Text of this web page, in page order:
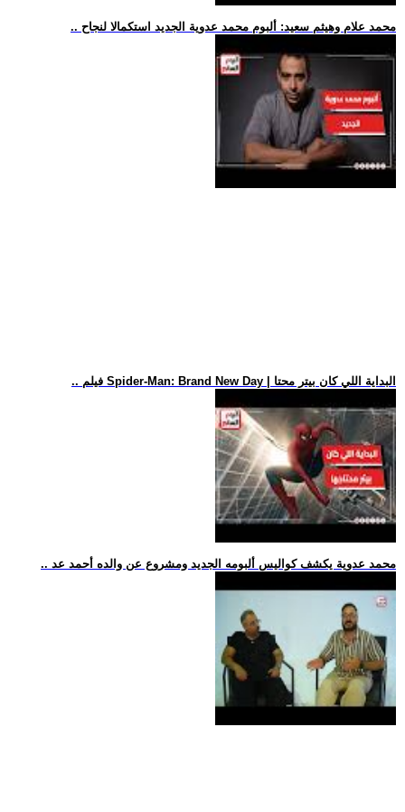
.. محمد علام وهيثم سعيد: ألبوم محمد عدوية الجديد استكمالا لنجاح
.. فيلم Spider-Man: Brand New Day | البداية اللي كان بيتر محتا
.. محمد عدوية يكشف كواليس ألبومه الجديد ومشروع عن والده أحمد عد